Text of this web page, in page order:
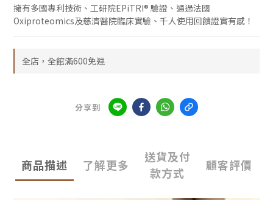
擁有多國專利技術、工研院EPiTRI® 驗證、通過法國
Oxiproteomics及慈濟醫院臨床實驗、千人使用回饋證實有感！
全店，全館滿600免運
分享到
商品描述 了解更多
送貨及付
款方式
顧客評價